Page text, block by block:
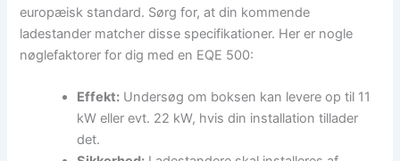
europæisk standard. Sørg for, at din kommende
ladestander matcher disse specifikationer. Her er nogle
nøglefaktorer for dig med en EQE 500:
Effekt: Undersøg om boksen kan levere op til 11
kW eller evt. 22 kW, hvis din installation tillader
det.